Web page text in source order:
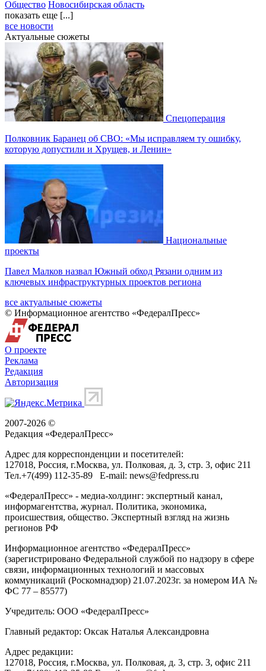
Общество Новосибирская область
показать еще [...]
все новости
Актуальные сюжеты
Спецоперация
Полковник Баранец об СВО: «Мы исправляем ту ошибку,
которую допустили и Хрущев, и Ленин»
Национальные
проекты
Павел Малков назвал Южный обход Рязани одним из
ключевых инфраструктурных проектов региона
все актуальные сюжеты
© Информационное агентство «ФедералПресс»
О проекте
Реклама
Редакция
Авторизация
2007-2026 ©
Редакция «ФедералПресс»
Адрес для корреспонденции и посетителей:
127018, Россия, г.Москва, ул. Полковая, д. 3, стр. 3, офис 211
Тел.+7(499) 112-35-89 E-mail: news@fedpress.ru
«ФедералПресс» - медиа-холдинг: экспертный канал,
информагентства, журнал. Политика, экономика,
происшествия, общество. Экспертный взгляд на жизнь
регионов РФ
Информационное агентство «ФедералПресс»
(зарегистрировано Федеральной службой по надзору в сфере
связи, информационных технологий и массовых
коммуникаций (Роскомнадзор) 21.07.2023г. за номером ИА №
ФС 77 – 85577)
Учредитель: ООО «ФедералПресс»
Главный редактор: Оксак Наталья Александровна
Адрес редакции:
127018, Россия, г.Москва, ул. Полковая, д. 3, стр. 3, офис 211